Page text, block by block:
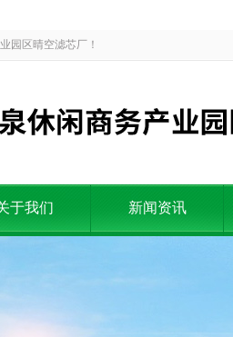
园区晴空滤芯厂！
于我们 新闻资讯